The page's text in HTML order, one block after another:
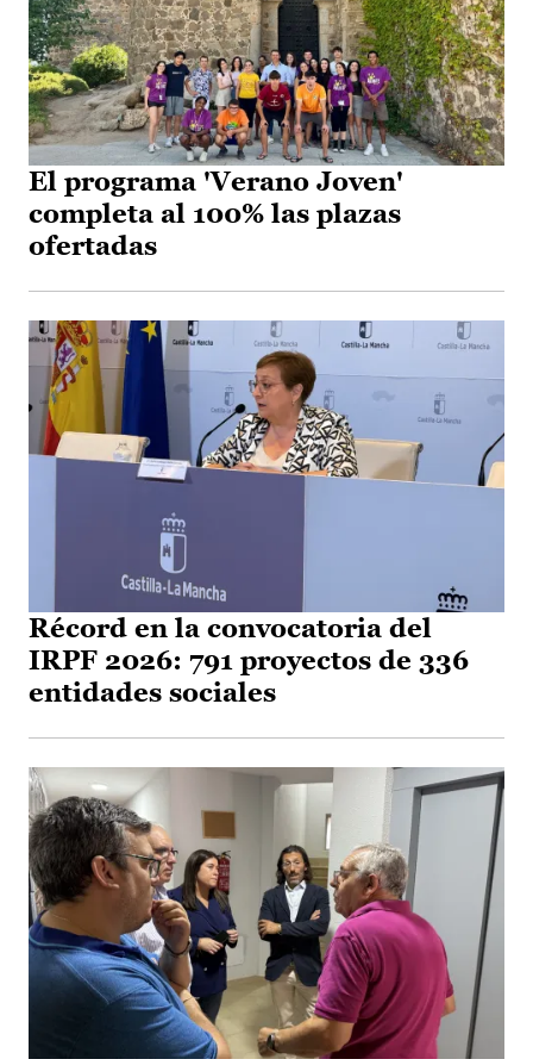
El programa 'Verano Joven'
completa al 100% las plazas
ofertadas
Récord en la convocatoria del
IRPF 2026: 791 proyectos de 336
entidades sociales